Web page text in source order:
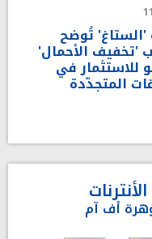
'الستاغ' تُوضح
'تخفيف الأحمال'
للاستثمار في
المتجدّدة
أف آم